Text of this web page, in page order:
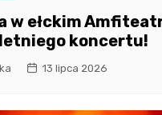
w ełckim
koncertu!
13 lipca 2026